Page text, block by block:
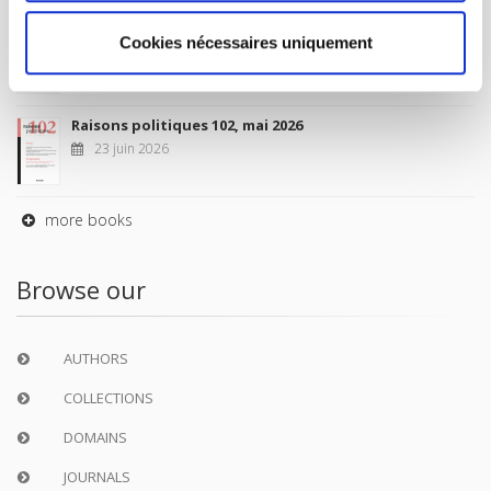
Cookies nécessaires uniquement
Sociétés contemporaines 139, 2025
6 juil. 2026
Raisons politiques 102, mai 2026
23 juin 2026
more books
Browse our
AUTHORS
COLLECTIONS
DOMAINS
JOURNALS